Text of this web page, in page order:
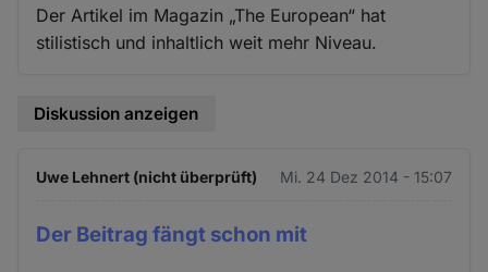
Der Artikel im Magazin „The European“ hat
stilistisch und inhaltlich weit mehr Niveau.
Diskussion anzeigen
Uwe Lehnert (nicht überprüft) Mi. 24 Dez 2014 - 15:07
Der Beitrag fängt schon mit